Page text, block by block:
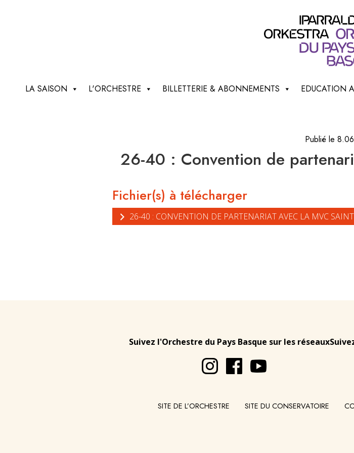
LA SAISON L'ORCHESTRE BILLETTERIE & ABONNEMENTS EDUCATION
Publié le
26-40 : Convention de
Fichier(s) à télécharger
26-40 : CONVENTION DE PARTENARIAT AVEC LA MVC
Suivez l'Orchestre du Pays Basque sur les réseaux
SITE DE L’ORCHESTRE SITE DU CONSERVATOIRE